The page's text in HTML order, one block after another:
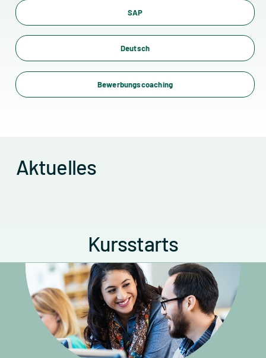
SAP
Deutsch
Bewerbungscoaching
Aktuelles
Kursstarts